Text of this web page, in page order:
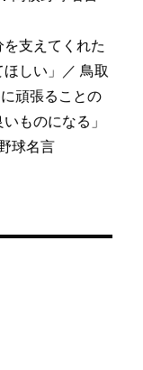
を支えてくれた
しい」／ 鳥取
に頑張ることの
ものになる」
球名言